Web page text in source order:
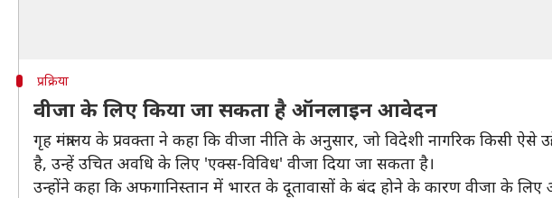
प्रक्रिया
वीजा के लिए किया जा सकता है ऑनलाइन आवेदन
गृह मंत्रालय के प्रवक्ता ने कहा कि वीजा नीति के अनुसार, जो विदेशी नागरिक किसी
है, उन्हें उचित अवधि के लिए 'एक्स-विविध' वीजा दिया जा सकता है।
उन्होंने कहा कि अफगानिस्तान में भारत के दूतावासों के बंद होने के कारण वीजा के